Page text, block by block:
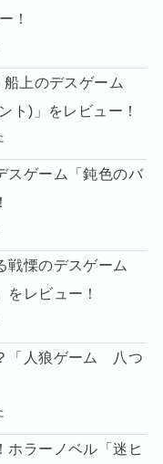
！
上のデスゲーム
ト)」をレビュー！
スゲーム「鈍色のバ
戦慄のデスゲーム
をレビュー！
「人狼ゲーム 八つ
ホラーノベル「迷ヒ